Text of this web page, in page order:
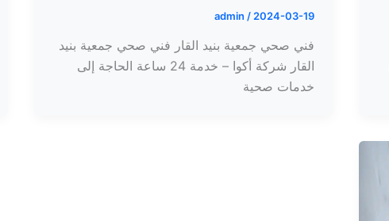
admin / 2024-03-19
فني صحي جمعية بنيد القار فني صحي جمعية بنيد
القار شركة أكوا – خدمة 24 ساعة الحاجة إلى
خدمات صحية